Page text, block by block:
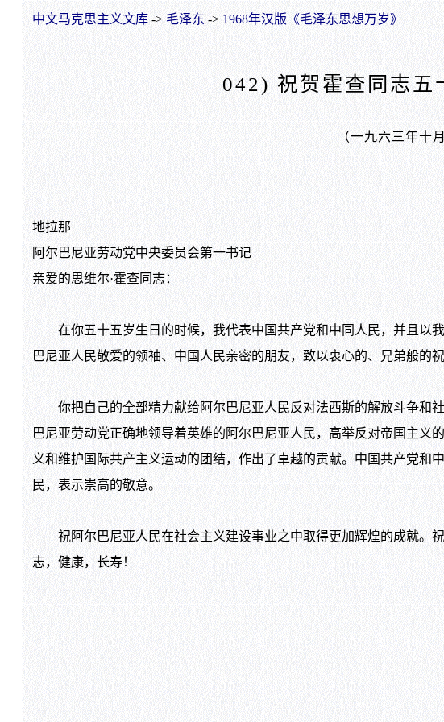
中文马克思主义文库-> 毛泽东 -> 1968年汉版《毛泽东思想万岁》
042) 祝贺霍查同志五
（一九六三年十
地拉那
阿尔巴尼亚劳动党中央委员会第一书记
亲爱的思维尔·霍查同志：
在你五十五岁生日的时候，我代表中国共产党和中同人民，并且以
巴尼亚人民敬爱的领袖、中国人民亲密的朋友，致以衷心的、兄弟般的祝
你把自己的全部精力献给阿尔巴尼亚人民反对法西斯的解放斗争和
巴尼亚劳动党正确地领导着英雄的阿尔巴尼亚人民，高举反对帝国主义
义和维护国际共产主义运动的团结，作出了卓越的贡献。中国共产党和
民，表示崇高的敬意。
祝阿尔巴尼亚人民在社会主义建设事业之中取得更加辉煌的成就。
志，健康，长寿！